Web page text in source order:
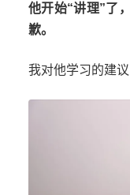
他开始“讲理”了
歉。
我对他学习的建